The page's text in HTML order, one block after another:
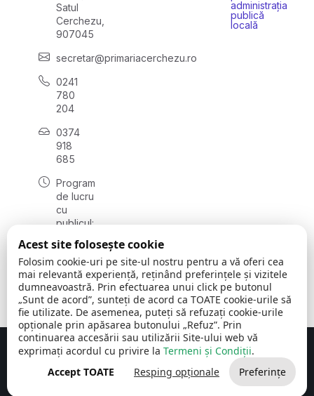
Satul
Cerchezu,
907045
secretar@primariacerchezu.ro
0241
780
204
0374
918
685
Program
de lucru
cu
publicul:
08:00 -
16:30
, vineri:
08:00 -
14:00
administrația
publică
locală
Comuna Cerchezu © 2026Toate drepturile rezervate
Concept realizat de Big Media Relații Publice SRL
Acest site folosește cookie
Folosim cookie-uri pe site-ul nostru pentru a vă oferi cea
mai relevantă experiență, reținând preferințele și vizitele
dumneavoastră. Prin efectuarea unui click pe butonul
„Sunt de acord”, sunteți de acord ca TOATE cookie-urile să
fie utilizate. De asemenea, puteți să refuzați cookie-urile
opționale prin apăsarea butonului „Refuz”. Prin
continuarea accesării sau utilizării Site-ului web vă
exprimați acordul cu privire la Termeni și Condiții.
Accept TOATE
Resping opționale Preferințe